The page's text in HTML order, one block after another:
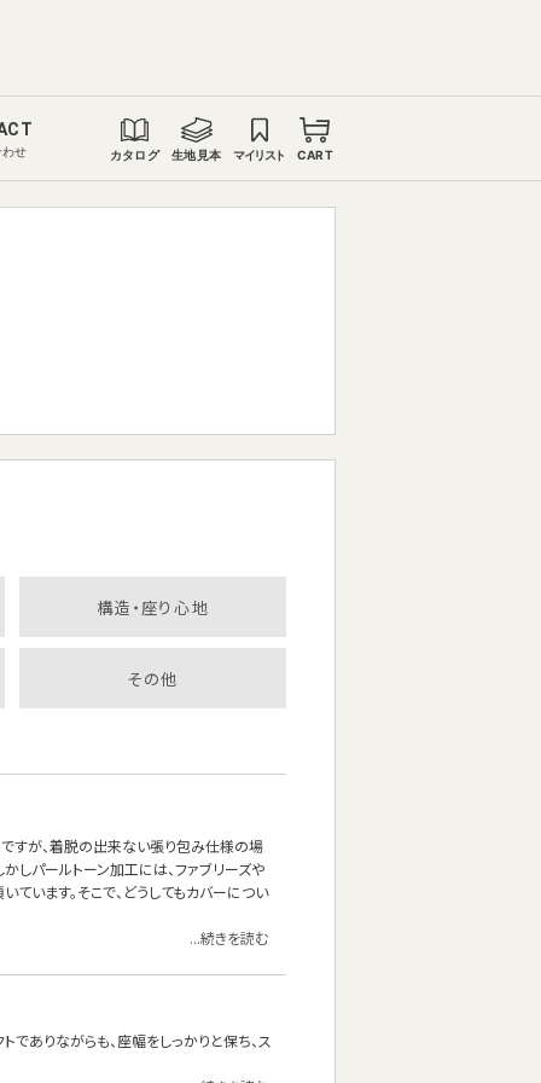
せ カタログ 生地見本 マイリスト CART
構造・座り心地
その他
すが、着脱の出来ない張り包み仕様の場
しパールトーン加工には、ファブリーズや
います。そこで、どうしてもカバーについ
...続きを読む
でありながらも、座幅をしっかりと保ち、ス